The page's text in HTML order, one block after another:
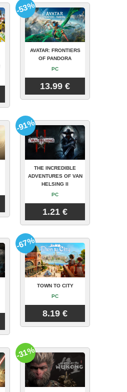
AVATAR: FRONTIERS
OF PANDORA
PC
13.99 €
-53%
THE INCREDIBLE
ADVENTURES OF VAN
HELSING II
PC
1.21 €
-91%
TOWN TO CITY
PC
8.19 €
-67%
-31%